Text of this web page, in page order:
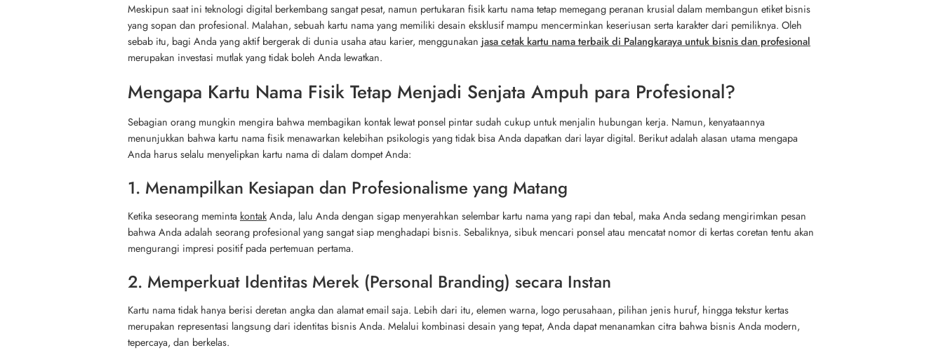
Meskipun saat ini teknologi digital berkembang sangat pesat, namun pertukaran fisik kartu nama tetap memegang peranan krusial dalam membangun etiket bisnis
yang sopan dan profesional. Malahan, sebuah kartu nama yang memiliki desain eksklusif mampu mencerminkan keseriusan serta karakter dari pemiliknya. Oleh
sebab itu, bagi Anda yang aktif bergerak di dunia usaha atau karier, menggunakan jasa cetak kartu nama terbaik di Palangkaraya untuk bisnis dan profesional
merupakan investasi mutlak yang tidak boleh Anda lewatkan.
Mengapa Kartu Nama Fisik Tetap Menjadi Senjata Ampuh para Profesional?
Sebagian orang mungkin mengira bahwa membagikan kontak lewat ponsel pintar sudah cukup untuk menjalin hubungan kerja. Namun, kenyataannya
menunjukkan bahwa kartu nama fisik menawarkan kelebihan psikologis yang tidak bisa Anda dapatkan dari layar digital. Berikut adalah alasan utama mengapa
Anda harus selalu menyelipkan kartu nama di dalam dompet Anda:
1. Menampilkan Kesiapan dan Profesionalisme yang Matang
Ketika seseorang meminta kontakAnda, lalu Anda dengan sigap menyerahkan selembar kartu nama yang rapi dan tebal, maka Anda sedang mengirimkan pesan
bahwa Anda adalah seorang profesional yang sangat siap menghadapi bisnis. Sebaliknya, sibuk mencari ponsel atau mencatat nomor di kertas coretan tentu akan
mengurangi impresi positif pada pertemuan pertama.
2. Memperkuat Identitas Merek (Personal Branding) secara Instan
Kartu nama tidak hanya berisi deretan angka dan alamat email saja. Lebih dari itu, elemen warna, logo perusahaan, pilihan jenis huruf, hingga tekstur kertas
merupakan representasi langsung dari identitas bisnis Anda. Melalui kombinasi desain yang tepat, Anda dapat menanamkan citra bahwa bisnis Anda modern,
tepercaya, dan berkelas.